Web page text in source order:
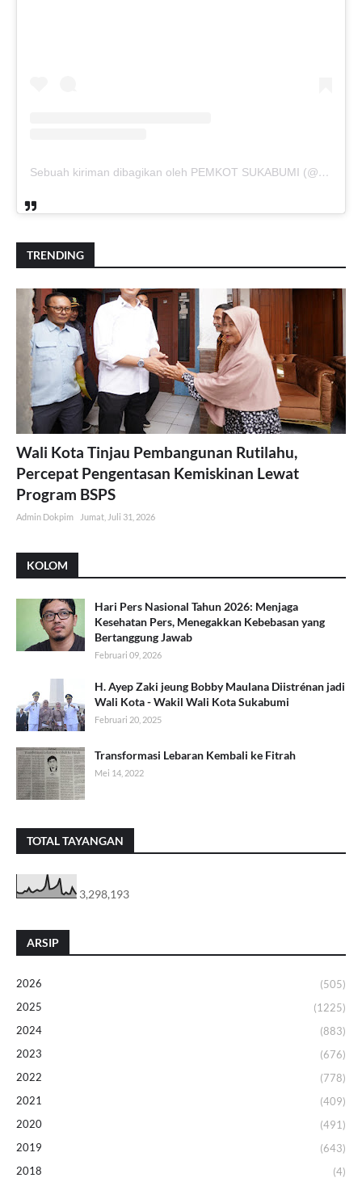
Sebuah kiriman dibagikan oleh PEMKOT SUKABUMI (@pemkotsukabumi_)
TRENDING
Wali Kota Tinjau Pembangunan Rutilahu,
Percepat Pengentasan Kemiskinan Lewat
Program BSPS
Admin Dokpim Jumat, Juli 31, 2026
KOLOM
Hari Pers Nasional Tahun 2026: Menjaga
Kesehatan Pers, Menegakkan Kebebasan yang
Bertanggung Jawab
Februari 09, 2026
H. Ayep Zaki jeung Bobby Maulana Diistrénan jadi
Wali Kota - Wakil Wali Kota Sukabumi
Februari 20, 2025
Transformasi Lebaran Kembali ke Fitrah
Mei 14, 2022
TOTAL TAYANGAN
3,298,193
ARSIP
2026
(505)
2025
(1225)
2024
(883)
2023
(676)
2022
(778)
2021
(409)
2020
(491)
2019
(643)
2018
(4)